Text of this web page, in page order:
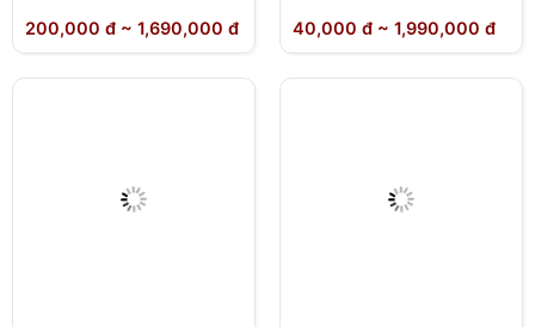
200,000 đ ~ 1,690,000 đ
Hãng
40,000 đ ~ 1,990,000 đ